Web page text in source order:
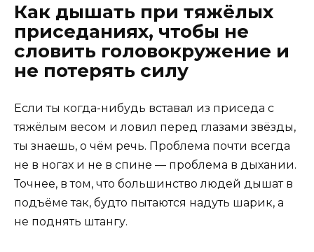
Как дышать при тяжёлых
приседаниях, чтобы не
словить головокружение и
не потерять силу
Если ты когда-нибудь вставал из приседа с
тяжёлым весом и ловил перед глазами звёзды,
ты знаешь, о чём речь. Проблема почти всегда
не в ногах и не в спине — проблема в дыхании.
Точнее, в том, что большинство людей дышат в
подъёме так, будто пытаются надуть шарик, а
не поднять штангу.